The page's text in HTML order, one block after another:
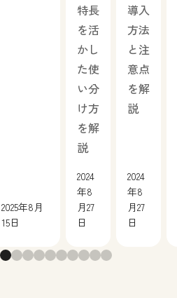
2025年8月
15日
特長
を活
かし
た使
い分
け方
を解
説
2024
年8
月27
日
導入
方法
と注
意点
を解
説
2024
年8
月27
日